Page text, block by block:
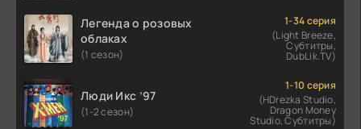
Легенда о розовых
облаках
(1 сезон)
1-34 серия
(Light Breeze,
Субтитры,
DubLik.TV)
Люди Икс ’97
(1-2 сезон)
1-10 серия
(HDrezka Studio,
Dragon Money
Studio, Субтитры)